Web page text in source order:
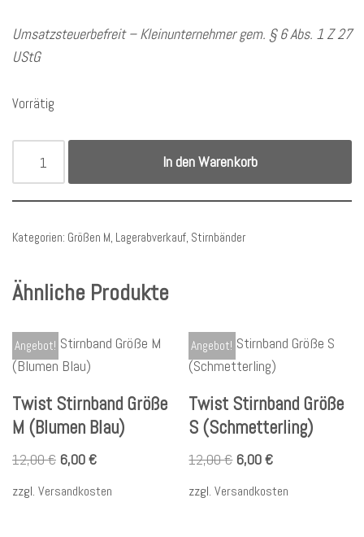
Umsatzsteuerbefreit – Kleinunternehmer gem. § 6 Abs. 1 Z 27
UStG
Vorrätig
In den Warenkorb
Kategorien: Größen M, Lagerabverkauf, Stirnbänder
Ähnliche Produkte
Angebot!
Twist Stirnband Größe
M (Blumen Blau)
12,00€ 6,00€
zzgl. Versandkosten
Angebot!
Twist Stirnband Größe
S (Schmetterling)
12,00€ 6,00€
zzgl.Versandkosten